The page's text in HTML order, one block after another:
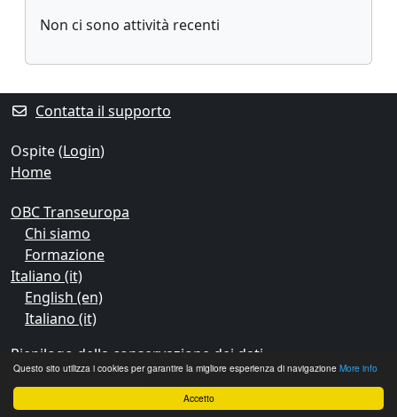
Accetto
Questo sito utilizza i cookies per garantire la migliore esperienza di navigazione More info
Non ci sono attività recenti
Contatta il supporto
Ospite (Login)
Home
OBC Transeuropa
Chi siamo
Formazione
Italiano ‎(it)‎
English ‎(en)‎
Italiano ‎(it)‎
Riepilogo della conservazione dei dati
Ottieni l'app mobile